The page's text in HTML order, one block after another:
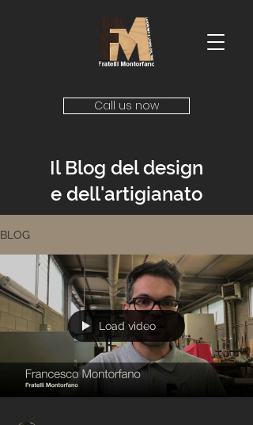
Call us now
Il Blog del design
e dell'artigianato
BLOG
Load video